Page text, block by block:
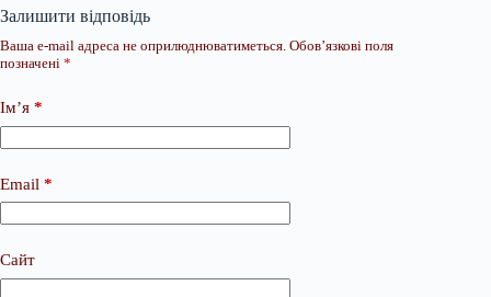
Залишити відповідь
Ваша e-mail адреса не оприлюднюватиметься. Обов’язкові поля
позначені *
Ім’я *
Email *
Сайт